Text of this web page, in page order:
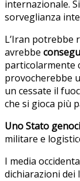
internazionale.
sorveglianza
L’Iran potrebbe
avrebbe
particolarmente
provocherebbe
un cessate il
che si gioca più
Uno Stato
militare e
I media
dichiarazioni dei